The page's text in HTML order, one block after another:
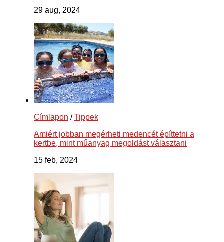
29 aug, 2024
Címlapon /Tippek
Amiért jobban megérheti medencét építtetni a
kertbe, mint műanyag megoldást választani
15 feb, 2024